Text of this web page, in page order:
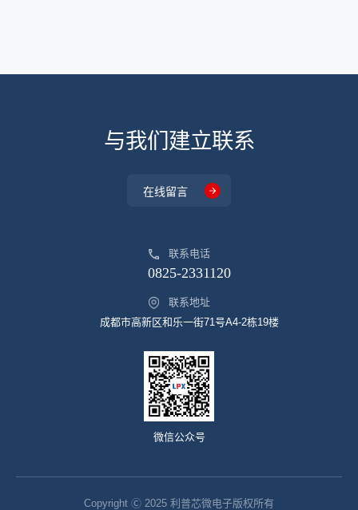
与我们建立联系
在线留言
联系电话
0825-2331120
联系地址
成都市高新区和乐一街71号A4-2栋19楼
微信公众号
Copyright Ⓒ 2025 利普芯微电子版权所有